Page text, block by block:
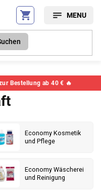
Bestellung ab 40 € 🔥
Economy Kosmetik
und Pflege
Economy Wäscherei
und Reinigung